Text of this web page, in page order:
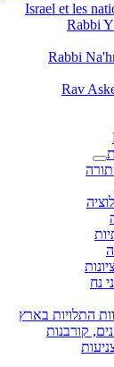
Israel et les
Rabbi
Rabbi
נח
התלויות בארץ
קורבנות